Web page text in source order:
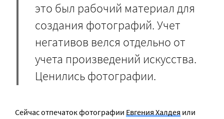
это был рабочий материал для
создания фотографий. Учет
негативов велся отдельно от
учета произведений искусства.
Ценились фотографии.
Сейчас отпечаток фотографии Евгения Халдея или